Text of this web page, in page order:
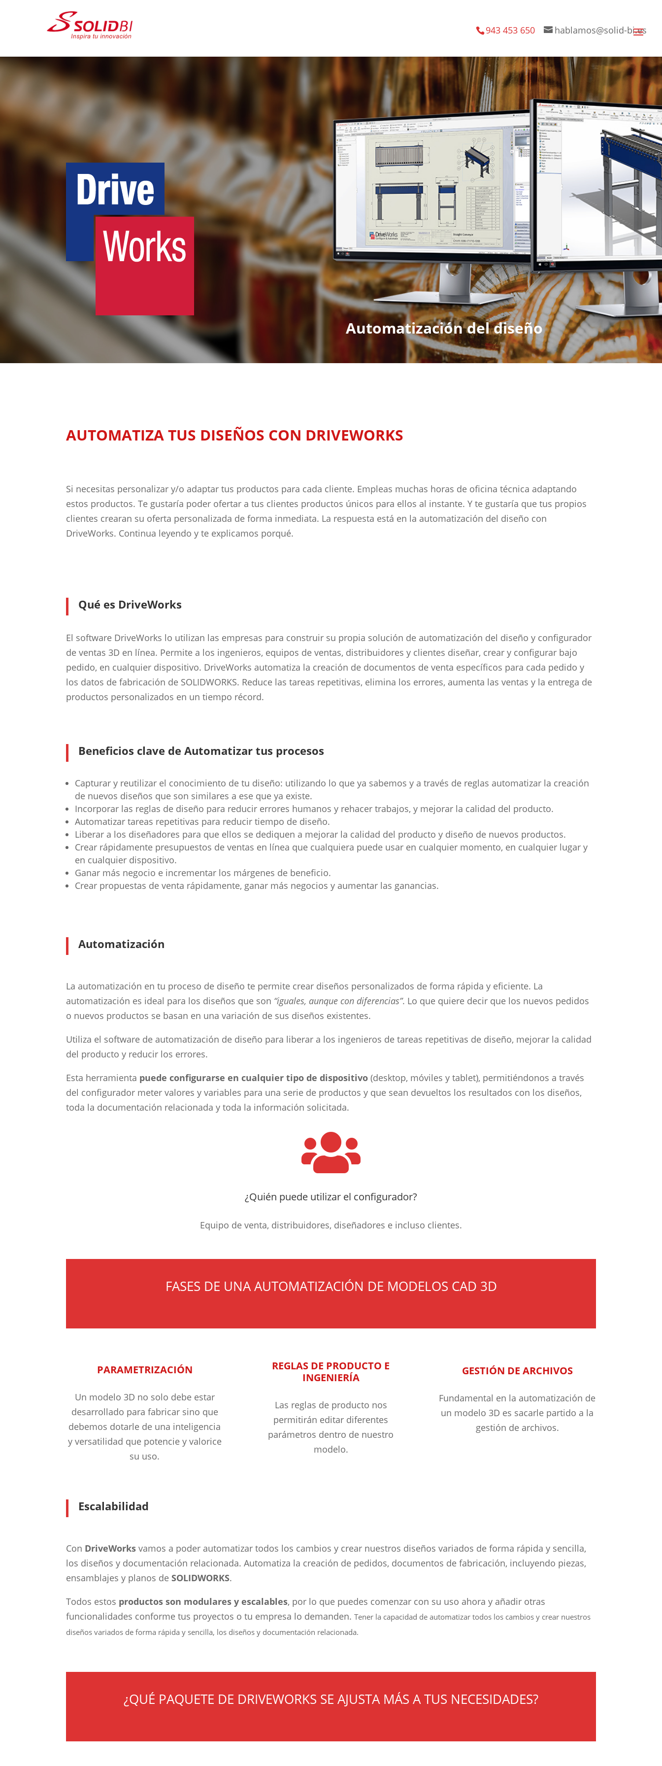
943 453 650 hablamos@solid-bi.es
Automatización del diseño
AUTOMATIZA TUS DISEÑOS CON DRIVEWORKS
Si necesitas personalizar y/o adaptar tus productos para cada cliente. Empleas muchas horas de oficina técnica adaptando
estos productos. Te gustaría poder ofertar a tus clientes productos únicos para ellos al instante. Y te gustaría que tus propios
clientes crearan su oferta personalizada de forma inmediata. La respuesta está en la automatización del diseño con
DriveWorks. Continua leyendo y te explicamos porqué.
Qué es DriveWorks
El software DriveWorks lo utilizan las empresas para construir su propia solución de automatización del diseño y configurador
de ventas 3D en línea. Permite a los ingenieros, equipos de ventas, distribuidores y clientes diseñar, crear y configurar bajo
pedido, en cualquier dispositivo. DriveWorks automatiza la creación de documentos de venta específicos para cada pedido y
los datos de fabricación de SOLIDWORKS. Reduce las tareas repetitivas, elimina los errores, aumenta las ventas y la entrega de
productos personalizados en un tiempo récord.
Beneficios clave de Automatizar tus procesos
Capturar y reutilizar el conocimiento de tu diseño: utilizando lo que ya sabemos y a través de reglas automatizar la creación
de nuevos diseños que son similares a ese que ya existe.
Incorporar las reglas de diseño para reducir errores humanos y rehacer trabajos, y mejorar la calidad del producto.
Automatizar tareas repetitivas para reducir tiempo de diseño.
Liberar a los diseñadores para que ellos se dediquen a mejorar la calidad del producto y diseño de nuevos productos.
Crear rápidamente presupuestos de ventas en línea que cualquiera puede usar en cualquier momento, en cualquier lugar y
en cualquier dispositivo.
Ganar más negocio e incrementar los márgenes de beneficio.
Crear propuestas de venta rápidamente, ganar más negocios y aumentar las ganancias.
Automatización
La automatización en tu proceso de diseño te permite crear diseños personalizados de forma rápida y eficiente. La
automatización es ideal para los diseños que son “iguales, aunque con diferencias”. Lo que quiere decir que los nuevos pedidos
o nuevos productos se basan en una variación de sus diseños existentes.
Utiliza el software de automatización de diseño para liberar a los ingenieros de tareas repetitivas de diseño, mejorar la calidad
del producto y reducir los errores.
Esta herramienta puede configurarse en cualquier tipo de dispositivo (desktop, móviles y tablet), permitiéndonos a través
del configurador meter valores y variables para una serie de productos y que sean devueltos los resultados con los diseños,
toda la documentación relacionada y toda la información solicitada.

¿Quién puede utilizar el configurador?
Equipo de venta, distribuidores, diseñadores e incluso clientes.
FASES DE UNA AUTOMATIZACIÓN DE MODELOS CAD 3D
PARAMETRIZACIÓN
Un modelo 3D no solo debe estar
desarrollado para fabricar sino que
debemos dotarle de una inteligencia
y versatilidad que potencie y valorice
su uso.
REGLAS DE PRODUCTO E
INGENIERÍA
Las reglas de producto nos
permitirán editar diferentes
parámetros dentro de nuestro
modelo.
GESTIÓN DE ARCHIVOS
Fundamental en la automatización de
un modelo 3D es sacarle partido a la
gestión de archivos.
Escalabilidad
Con DriveWorks vamos a poder automatizar todos los cambios y crear nuestros diseños variados de forma rápida y sencilla,
los diseños y documentación relacionada. Automatiza la creación de pedidos, documentos de fabricación, incluyendo piezas,
ensamblajes y planos deSOLIDWORKS.
Todos estos productos son modulares y escalables, por lo que puedes comenzar con su uso ahora y añadir otras
funcionalidades conforme tus proyectos o tu empresa lo demanden.Tener la capacidad de automatizar todos los cambios y crear nuestros
diseños variados de forma rápida y sencilla, los diseños y documentación relacionada.
¿QUÉ PAQUETE DE DRIVEWORKS SE AJUSTA MÁS A TUS NECESIDADES?